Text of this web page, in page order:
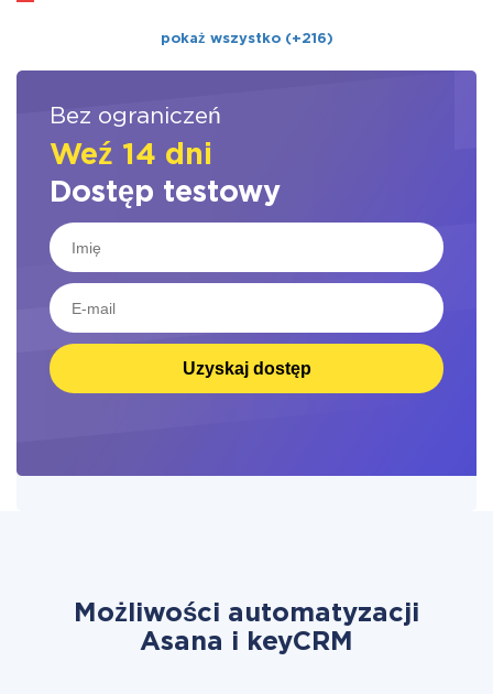
pokaż wszystko (+216)
Bez ograniczeń
Weź 14 dni
Dostęp testowy
Uzyskaj dostęp
Możliwości automatyzacji
Asana i keyCRM